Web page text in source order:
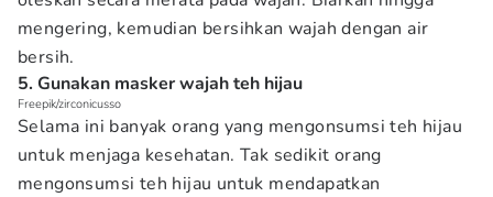
mengering, kemudian bersihkan wajah dengan air
bersih.
5. Gunakan masker wajah teh hijau
Freepik/zirconicusso
Selama ini banyak orang yang mengonsumsi teh hijau
untuk menjaga kesehatan. Tak sedikit orang
mengonsumsi teh hijau untuk mendapatkan